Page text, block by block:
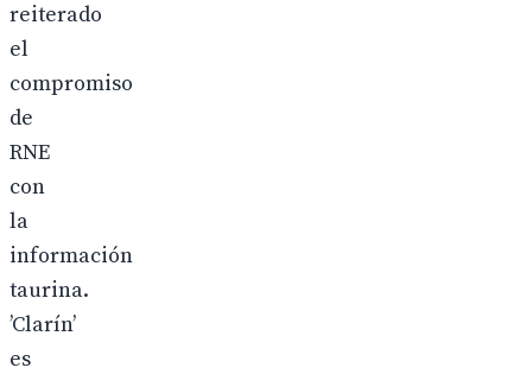
reiterado
el
compromiso
de
RNE
con
la
información
taurina.
’Clarín’
es